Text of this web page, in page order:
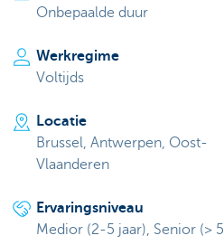
Onbepaalde duur
Werkregime
Voltijds
Locatie
Brussel, Antwerpen, Oost-
Vlaanderen
Ervaringsniveau
Medior (2-5 jaar), Senior (> 5